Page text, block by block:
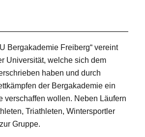
E
Bergakademie Freiberg“ vereint
Universität, welche sich dem
haben und durch
der Bergakademie ein
verschaffen wollen. Neben Läufern
Triathleten, Wintersportler
Gruppe.